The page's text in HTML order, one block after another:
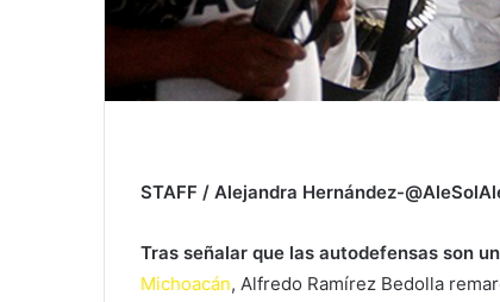
STAFF / Alejandra Hernández-
Tras señalar que las autodefensas son
Michoacán, Alfredo Ramírez Bedolla